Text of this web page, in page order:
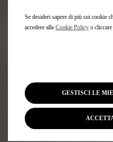
SOLUZIONI
Se desideri sapere di più sui cookie
accedere alla Cookie Policy o
GESTISCI LE